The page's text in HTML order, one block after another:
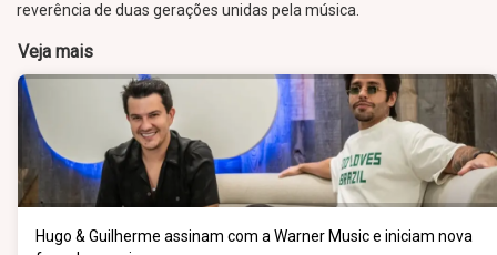
reverência de duas gerações unidas pela música.
Veja mais
Hugo & Guilherme assinam com a Warner Music e iniciam nova